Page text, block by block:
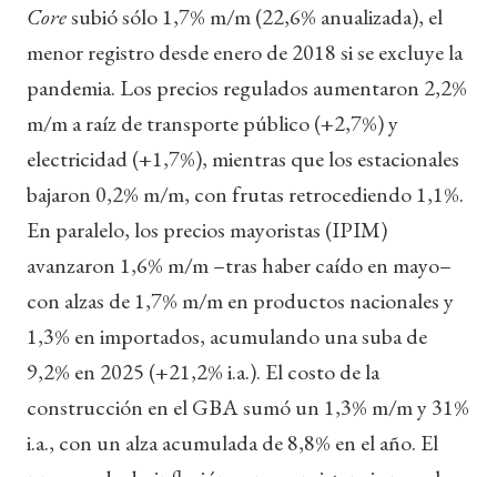
Coresubió sólo 1,7% m/m (22,6% anualizada), el
menor registro desde enero de 2018 si se excluye la
pandemia. Los precios regulados aumentaron 2,2%
m/m a raíz de transporte público (+2,7%) y
electricidad (+1,7%), mientras que los estacionales
bajaron 0,2% m/m, con frutas retrocediendo 1,1%.
En paralelo, los precios mayoristas (IPIM)
avanzaron 1,6% m/m –tras haber caído en mayo–
con alzas de 1,7% m/m en productos nacionales y
1,3% en importados, acumulando una suba de
9,2% en 2025 (+21,2% i.a.). El costo de la
construcción en el GBA sumó un 1,3% m/m y 31%
i.a., con un alza acumulada de 8,8% en el año. El